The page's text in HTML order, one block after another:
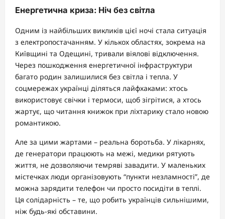
Енергетична криза: Ніч без світла
Одним із найбільших викликів цієї ночі стала ситуація
з електропостачанням. У кількох областях, зокрема на
Київщині та Одещині, тривали віялові відключення.
Через пошкодження енергетичної інфраструктури
багато родин залишилися без світла і тепла. У
соцмережах українці діляться лайфхаками: хтось
використовує свічки і термоси, щоб зігрітися, а хтось
жартує, що читання книжок при ліхтарику стало новою
романтикою.
Але за цими жартами – реальна боротьба. У лікарнях,
де генератори працюють на межі, медики рятують
життя, не дозволяючи темряві завадити. У маленьких
містечках люди організовують “пункти незламності”, де
можна зарядити телефон чи просто посидіти в теплі.
Ця солідарність – те, що робить українців сильнішими,
ніж будь-які обставини.